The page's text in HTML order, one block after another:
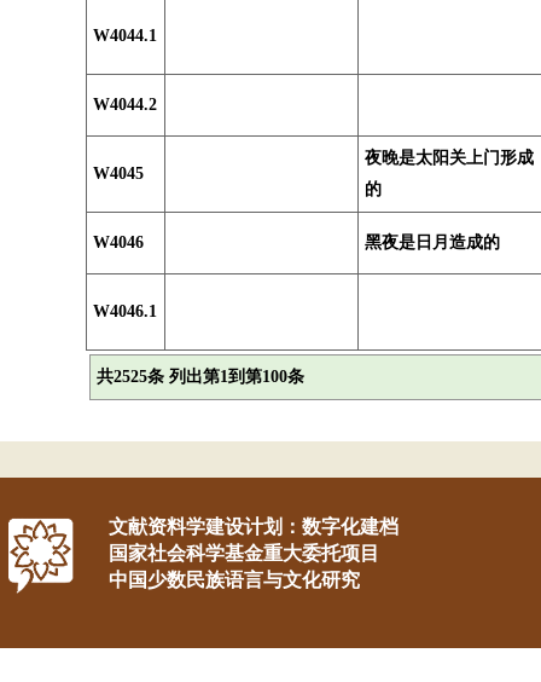
W4044.1
W4044.2
W4045
夜晚是太阳关上门形成
的
W4046 黑夜是日月造成的
W4046.1
共2525条 列出第1到第100条
文献资料学建设计划：数字化建档
国家社会科学基金重大委托项目
中国少数民族语言与文化研究